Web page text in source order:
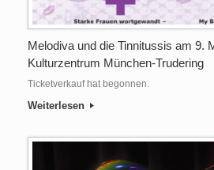
Melodiva und die Tinnitussis am 9.
Kulturzentrum München-Trudering
Ticketverkauf hat begonnen.
Weiterlesen